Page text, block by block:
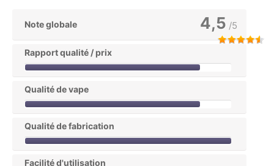
Note globale 4,5 /5
Rapport qualité / prix
Qualité de vape
Qualité de fabrication
Facilité d'utilisation